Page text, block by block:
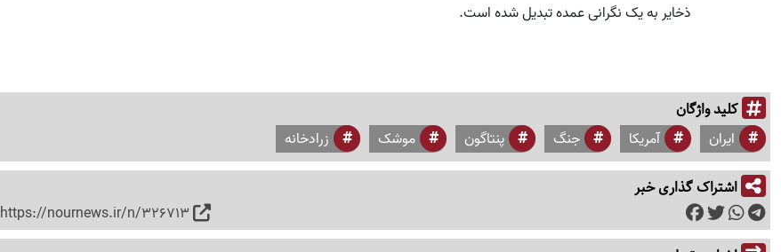
ذخایر به یک نگرانی عمده تبدیل شده است.
کلید واژگان
ایران آمریکا جنگ پنتاگون موشک زرادخانه
اشتراک گذاری خبر
https://nournews.ir/n/326713